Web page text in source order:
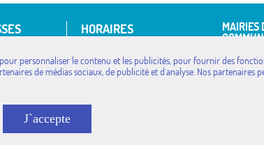
55
HORAIRES
Mardi : 9h à 12h / 14h à 18h
Jeudi : 9h à 12h / 14h à 18h
MAIRIES
Avançon
Bréziers
personnaliser le contenu et les publicités, pour fournir des
de médias sociaux, de publicité et d`analyse. Nos
J`accepte